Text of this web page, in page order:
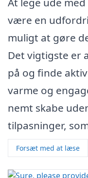
være en
muligt at gøre
Det vigtigste er
på og finde
varme og
nemt skabe
tilpasninger,
Forsæt med at læse